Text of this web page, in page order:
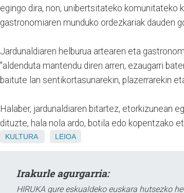
egingo dira, non, unibertsitateko komunitateko
gastronomiaren munduko ordezkariak dauden
Jardunaldiaren helburua artearen eta
"aldenduta mantendu diren arren, ezaugarri
baitute lan sentikortasunarekin, plazerrarekin
Halaber, jardunaldiaren bitartez, etorkizunean
dituzte, hala nola ardo, botila edo kopentzako
KULTURA LEIOA
Irakurle agurgarria:
HIRUKA gure eskualdeko euskara hutsezko